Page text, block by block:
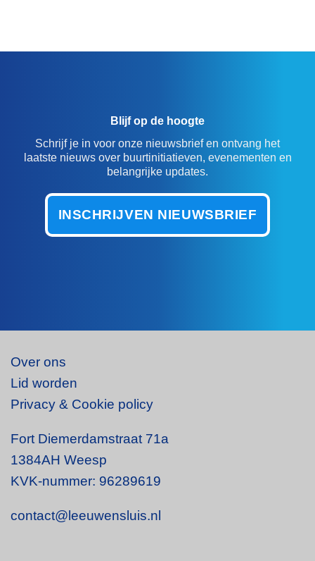
Blijf op de hoogte
Schrijf je in voor onze nieuwsbrief en ontvang het
laatste nieuws over buurtinitiatieven, evenementen en
belangrijke updates.
INSCHRIJVEN NIEUWSBRIEF
Over ons
Lid worden
Privacy & Cookie policy
Fort Diemerdamstraat 71a
1384AH Weesp
KVK-nummer: 96289619
contact@leeuwensluis.nl